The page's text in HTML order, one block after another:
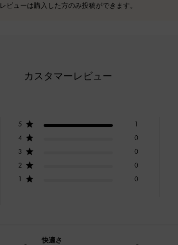
レビューは購入した方のみ投稿ができます。
カスタマーレビュー
5
1
4
0
3
0
2
0
1
0
快適さ